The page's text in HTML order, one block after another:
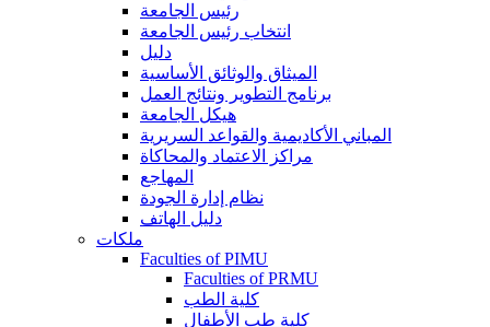
رئيس الجامعة
انتخاب رئيس الجامعة
دليل
الميثاق والوثائق الأساسية
برنامج التطوير ونتائج العمل
هيكل الجامعة
المباني الأكاديمية والقواعد السريرية
مراكز الاعتماد والمحاكاة
المهاجع
نظام إدارة الجودة
دليل الهاتف
ملكات
Faculties of PIMU
Faculties of PRMU
كلية الطب
كلية طب الأطفال